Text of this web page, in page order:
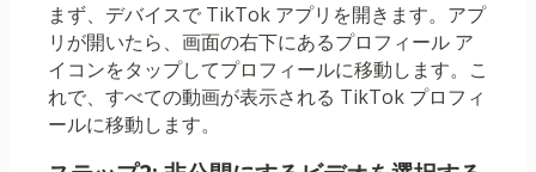
まず、デバイスで TikTok アプリを開きます。アプ
リが開いたら、画面の右下にあるプロフィール ア
イコンをタップしてプロフィールに移動します。こ
れで、すべての動画が表示される TikTok プロフィ
ールに移動します。